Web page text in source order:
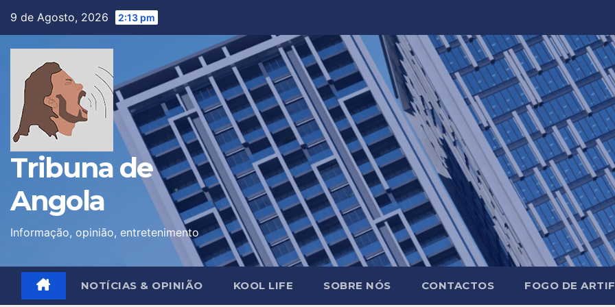
9 de Agosto, 2026 2:13 pm
Tribuna de
Angola
Informação, opinião, entretenimento
NOTÍCIAS & OPINIÃO KOOL LIFE SOBRE NÓS CONTACTOS FOGO DE